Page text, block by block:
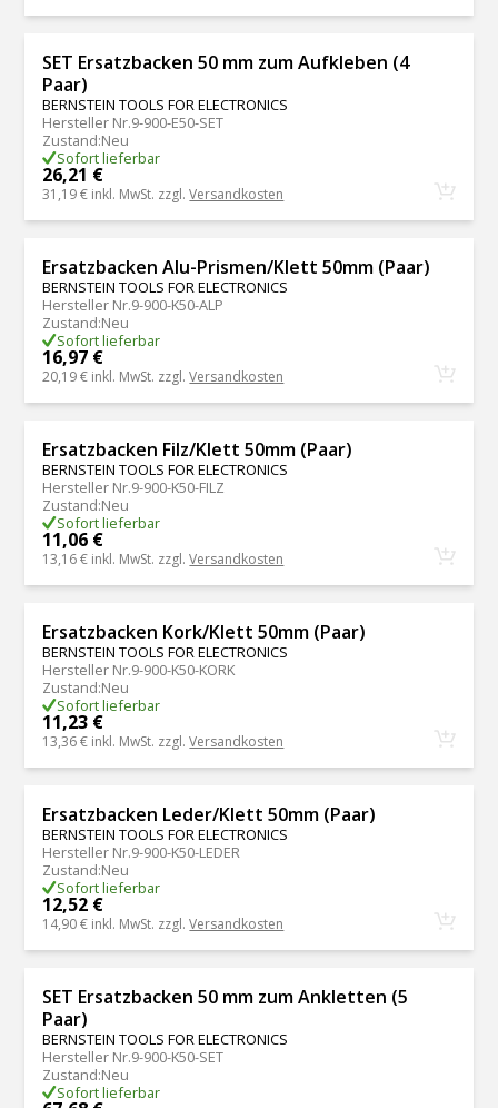
SET Ersatzbacken 50 mm zum Aufkleben (4
Paar)
BERNSTEIN TOOLS FOR ELECTRONICS
Hersteller Nr.9-900-E50-SET
Zustand:Neu
Sofort lieferbar
26,21 €
31,19 € inkl. MwSt. zzgl.Versandkosten
Ersatzbacken Alu-Prismen/Klett 50mm (Paar)
BERNSTEIN TOOLS FOR ELECTRONICS
Hersteller Nr.9-900-K50-ALP
Zustand:Neu
Sofort lieferbar
16,97 €
20,19 € inkl. MwSt. zzgl.Versandkosten
Ersatzbacken Filz/Klett 50mm (Paar)
BERNSTEIN TOOLS FOR ELECTRONICS
Hersteller Nr.9-900-K50-FILZ
Zustand:Neu
Sofort lieferbar
11,06 €
13,16 € inkl. MwSt. zzgl.Versandkosten
Ersatzbacken Kork/Klett 50mm (Paar)
BERNSTEIN TOOLS FOR ELECTRONICS
Hersteller Nr.9-900-K50-KORK
Zustand:Neu
Sofort lieferbar
11,23 €
13,36 € inkl. MwSt. zzgl.Versandkosten
Ersatzbacken Leder/Klett 50mm (Paar)
BERNSTEIN TOOLS FOR ELECTRONICS
Hersteller Nr.9-900-K50-LEDER
Zustand:Neu
Sofort lieferbar
12,52 €
14,90 € inkl. MwSt. zzgl.Versandkosten
SET Ersatzbacken 50 mm zum Ankletten (5
Paar)
BERNSTEIN TOOLS FOR ELECTRONICS
Hersteller Nr.9-900-K50-SET
Zustand:Neu
Sofort lieferbar